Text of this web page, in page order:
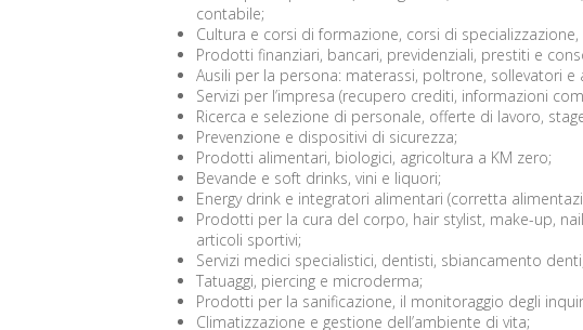
contabile;
Cultura e corsi di formazione, corsi di
Prodotti finanziari, bancari, previdenziali, prestiti e
Ausili per la persona: materassi, poltrone, sollevatori
Servizi per l’impresa (recupero crediti, informazioni
Ricerca e selezione di personale, offerte di lavoro,
Prevenzione e dispositivi di sicurezza;
Prodotti alimentari, biologici, agricoltura a KM zero;
Bevande e soft drinks, vini e liquori;
Energy drink e integratori alimentari (corretta
Prodotti per la cura del corpo, hair stylist, make-up,
articoli sportivi;
Servizi medici specialistici, dentisti, sbiancamento
Tatuaggi, piercing e microderma;
Prodotti per la sanificazione, il monitoraggio degli
Climatizzazione e gestione dell’ambiente di vita;